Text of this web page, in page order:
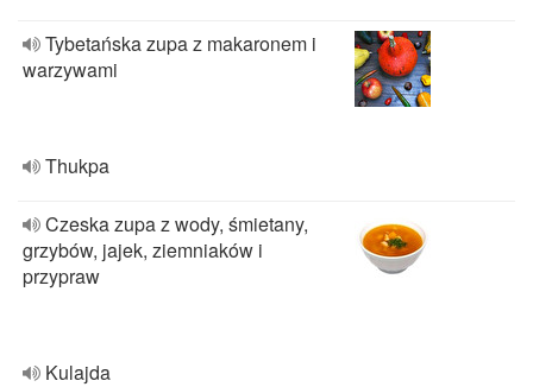
Tybetańska zupa z makaronem i
warzywami
Thukpa
Czeska zupa z wody, śmietany,
grzybów, jajek, ziemniaków i
przypraw
Kulajda